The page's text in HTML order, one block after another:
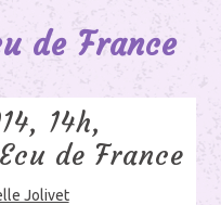
de France
14h,
de France
Jolivet